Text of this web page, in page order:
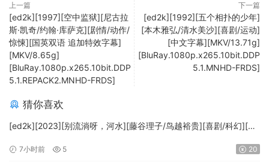
上一篇
[ed2k][1997][空中监狱][尼古拉
斯·凯奇/约翰·库萨克][剧情/动作/
惊悚][国英双语 追加特效字幕]
[MKV/8.65g]
[BluRay.1080p.x265.10bit.DDP
5.1.REPACK2.MNHD-FRDS]
下一篇
[ed2k][1992][五个相扑的少年]
[本木雅弘/清水美沙][喜剧/运动]
[中文字幕][MKV/13.71g]
[BluRay.1080p.x265.10bit.DDP
5.1.MNHD-FRDS]
猜你喜欢
[ed2k][2023][别流淌呀，河水][藤谷理子/鸟越裕贵][喜剧/科幻][中
7小时前 5 20